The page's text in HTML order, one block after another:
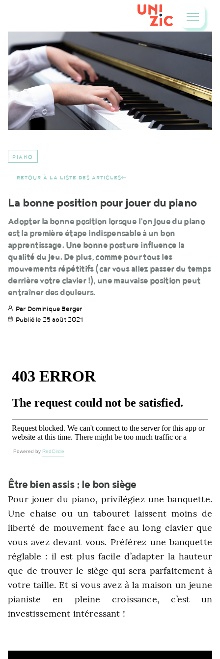
PIANO
RETOUR À LA LISTE DES ARTICLES
La bonne position pour jouer du piano
Adopter la bonne position lorsque l’on joue du piano
est la première étape indispensable à un bon
apprentissage. Une bonne posture influence la
qualité du jeu. De plus, comme pour tous les
mouvements répétitifs (car vous allez passer du temps
derrière votre clavier !), une mauvaise position peut
entraîner des douleurs.
Par Dominique Berger
Publié le 25 août 2021
Powered by RedCircle
Être bien assis : le bon siège
Pour jouer du piano, privilégiez une banquette.
Une chaise ou un tabouret laissent moins de
liberté de mouvement face au long clavier que
vous avez devant vous. Préférez une banquette
réglable : il est plus facile d’adapter la hauteur
que de trouver le siège qui sera parfaitement à
votre taille. Et si vous avez à la maison un jeune
pianiste en pleine croissance, c’est un
investissement intéressant !